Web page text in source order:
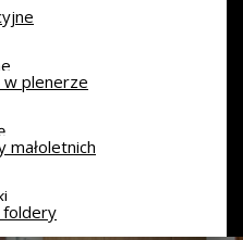
w plenerze
małoletnich